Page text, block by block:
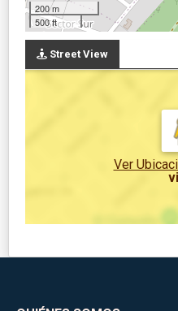
200 m
500 ft
Street View
Ver